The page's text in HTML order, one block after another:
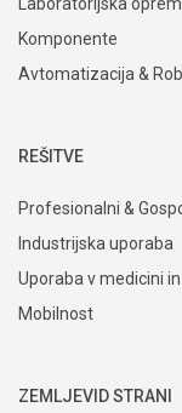
Laboratorijska
Komponente
Avtomatizacija &
REŠITVE
Profesionalni &
Industrijska uporaba
Uporaba v medicini
Mobilnost
ZEMLJEVID STRANI